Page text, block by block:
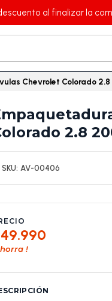
al finalizar la
Chevrolet Colorado
2.8
SKU: AV-00406
!